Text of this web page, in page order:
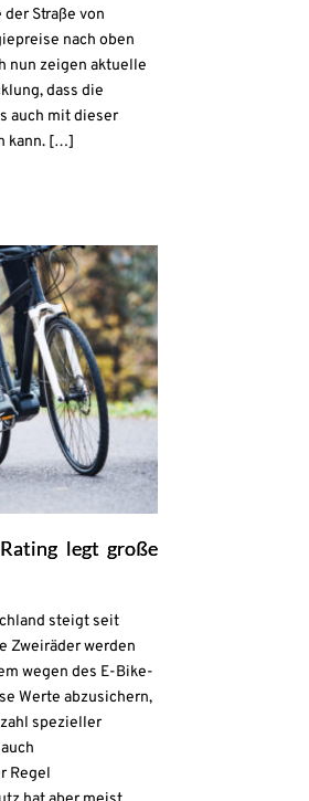
Straße von
nach oben
nun zeigen aktuelle
dass die
auch mit dieser
kann. […]
legt große
steigt seit
Zweiräder werden
wegen des E-Bike-
Werte abzusichern,
spezieller
Regel